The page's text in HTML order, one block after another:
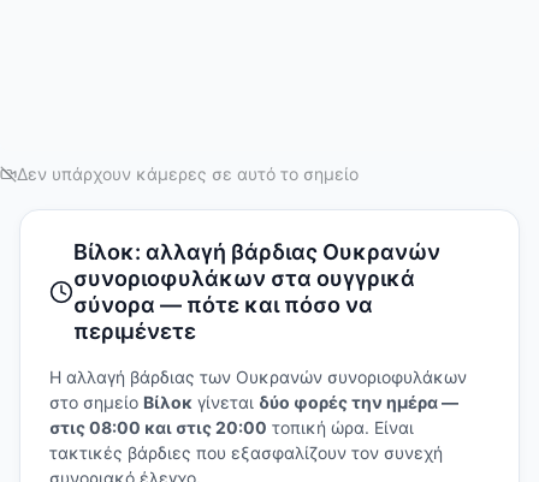
Δεν υπάρχουν κάμερες σε αυτό το σημείο
Βίλοκ: αλλαγή βάρδιας Ουκρανών
συνοριοφυλάκων στα ουγγρικά
σύνορα — πότε και πόσο να
περιμένετε
Η αλλαγή βάρδιας των Ουκρανών συνοριοφυλάκων
στο σημείο Βίλοκ γίνεται δύο φορές την ημέρα —
στις 08:00 και στις 20:00 τοπική ώρα. Είναι
τακτικές βάρδιες που εξασφαλίζουν τον συνεχή